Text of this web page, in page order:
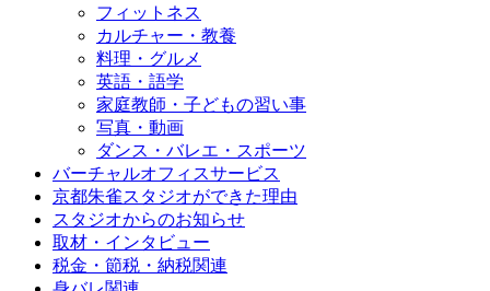
フィットネス
カルチャー・教養
料理・グルメ
英語・語学
家庭教師・子どもの習い事
写真・動画
ダンス・バレエ・スポーツ
バーチャルオフィスサービス
京都朱雀スタジオができた理由
スタジオからのお知らせ
取材・インタビュー
税金・節税・納税関連